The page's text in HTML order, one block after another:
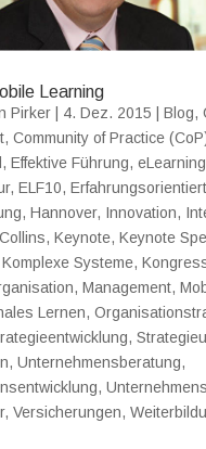
Learning
Pirker| 4. Dez. 2015 Blog,
, Community of Practice
, Effektive Führung, eLearning
, ELF10,
, Hannover, Innovation,
, Keynote, Keynote
Komplexe Systeme,
, Management,
Lernen,
,
, Unternehmensberatung,
,
, Versicherungen,